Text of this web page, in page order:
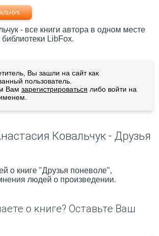
- все книги автора в одном месте
LibFox.
Вы зашли на сайт как
пользователь.
Вам зарегистрироваться либо войти на
Ковальчук - Друзья
о книге "Друзья поневоле",
людей о произведении.
о книге? Оставьте Ваш